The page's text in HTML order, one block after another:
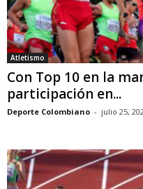
Atletismo
Con Top 10 en la
participación en...
Deporte Colombiano - julio 25,